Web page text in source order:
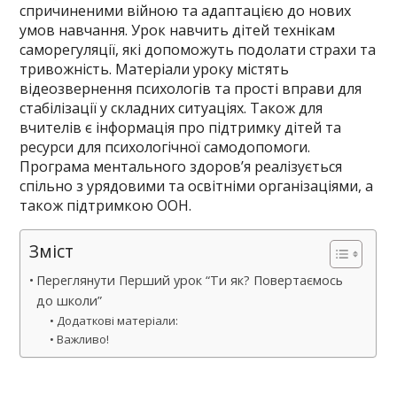
спричиненими війною та адаптацією до нових
умов навчання. Урок навчить дітей технікам
саморегуляції, які допоможуть подолати страхи та
тривожність. Матеріали уроку містять
відеозвернення психологів та прості вправи для
стабілізації у складних ситуаціях. Також для
вчителів є інформація про підтримку дітей та
ресурси для психологічної самодопомоги.
Програма ментального здоров’я реалізується
спільно з урядовими та освітніми організаціями, а
також підтримкою ООН.
Зміст
Переглянути Перший урок “Ти як? Повертаємось
до школи”
Додаткові матеріали:
Важливо!